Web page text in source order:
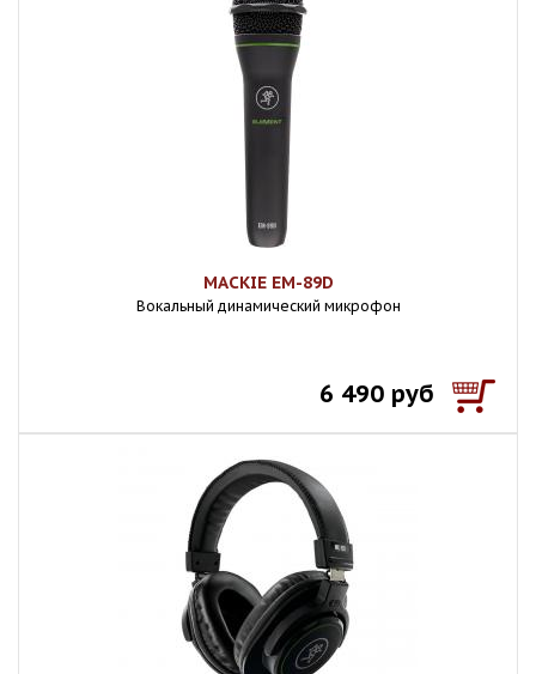
MACKIE EM-89D
Вокальный динамический микрофон
6 490 руб